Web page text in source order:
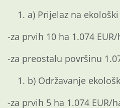
a) Prijelaz na
-za prvih 10 ha 1.074
-za preostalu površinu
b) Održavanje
-za prvih 5 ha 1.074 EUR/